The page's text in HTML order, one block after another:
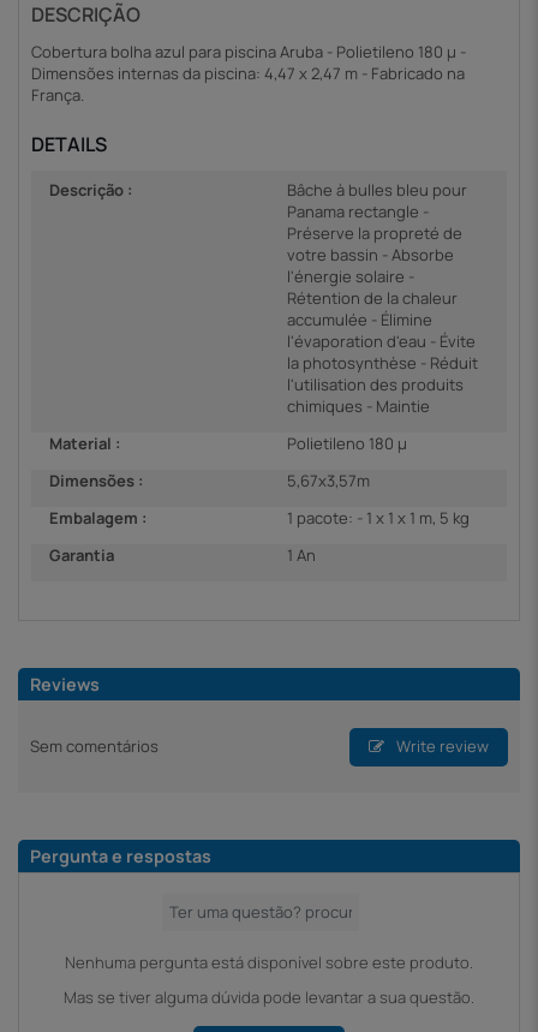
DESCRIÇÃO
Cobertura bolha azul para piscina Aruba - Polietileno 180 µ -
Dimensões internas da piscina: 4,47 x 2,47 m - Fabricado na
França.
DETAILS
Descrição :
Bâche à bulles bleu pour
Panama rectangle -
Préserve la propreté de
votre bassin - Absorbe
l'énergie solaire -
Rétention de la chaleur
accumulée - Élimine
l'évaporation d'eau - Évite
la photosynthèse - Réduit
l'utilisation des produits
chimiques - Maintie
Material :
Polietileno 180 µ
Dimensões :
5,67x3,57m
Embalagem :
1 pacote: - 1 x 1 x 1 m, 5 kg
Garantia
1 An
Reviews
Sem comentários Write review
Pergunta e respostas
Nenhuma pergunta está disponível sobre este produto.
Mas se tiver alguma dúvida pode levantar a sua questão.